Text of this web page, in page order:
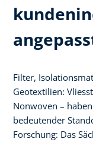
Filter,
Geotextilien:
Nonwoven –
bedeutender
Forschung: Das